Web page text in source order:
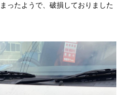
ったようで、破損しておりました